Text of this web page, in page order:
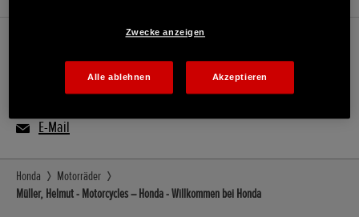
E Mobilität
E-Mail
Honda
Motorräder
Müller, Helmut - Motorcycles – Honda - Willkommen bei Honda
Zwecke anzeigen
Alle ablehnen Akzeptieren